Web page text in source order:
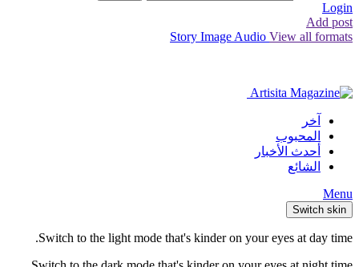
Login
Add post
Story Image Audio View all formats
آخر
المحبوب
أحدث الأخبار
الشائع
Menu
Switch skin
Switch to the light mode that's kinder on your eyes at day time.